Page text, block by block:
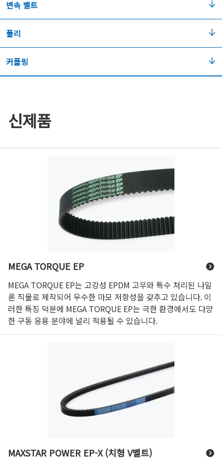
변속 벨트
풀리
커플링
신제품
MEGA TORQUE EP
MEGA TORQUE EP는 고강성 EPDM 고무와 특수 처리된 나일
론 직물로 제작되어 우수한 마모 저항성을 갖추고 있습니다. 이
러한 특징 덕분에 MEGA TORQUE EP는 극한 환경에서도 다양
한 구동 응용 분야에 널리 적용될 수 있습니다.
MAXSTAR POWER EP-X (치형 V벨트)